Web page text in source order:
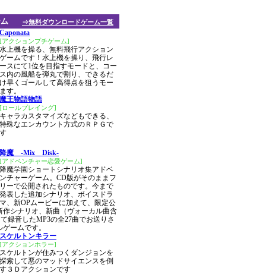
⇒無料ダウンロードゲーム一覧
Caponata
[アクションプチゲーム]
水上機を操る、無料飛行アクション
ゲームです！水上機を操り、飛行レ
ースにて1位を目指すモードと、コー
ス内の風船を弾丸で割り、できるだ
け早くゴールして高得点を狙うモー
す。
魔王物語物語
[ロールプレイング]
キャラカスタマイズなどもできる、
特殊なエンカウント方式のＲＰＧで
す
降魔 -Mix Disk-
[アドベンチャー恋愛ゲーム]
降魔学園ショートシナリオ集アドベ
ンチャーゲーム。CD版がそのままフ
リーで公開されたものです。今まで
発表した追加シナリオ、ボイスドラ
マ、新OPムービーに加えて、限定公
シナリオ、新曲（ヴォーカル曲含
録音したMP3の全27曲でお送りさ
ームです。
スケルトンキラー
[アクションホラー]
スケルトンが住みつくダンジョンを
探索して悪のマッドサイエンスを倒
す３Ｄアクションです